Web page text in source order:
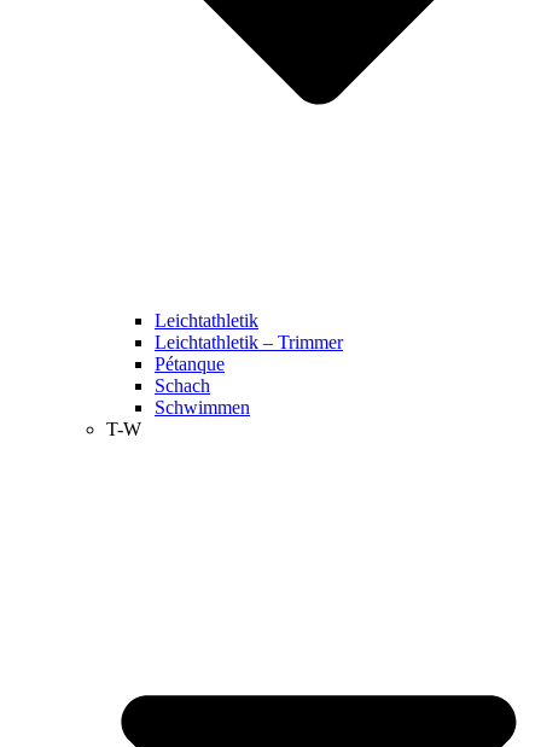
Leichtathletik
Leichtathletik – Trimmer
Pétanque
Schach
Schwimmen
T-W